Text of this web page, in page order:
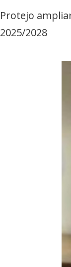
Protejo
2025/2028